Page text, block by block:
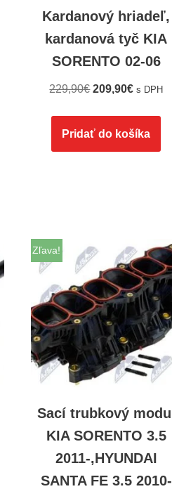
Kardanový hriadeľ,
kardanová tyč KIA
SORENTO 02-06
229,90€ 209,90€ s DPH
Pridať do košíka
Zľava!
Sací trubkový modul
KIA SORENTO 3.5
2011-,HYUNDAI
SANTA FE 3.5 2010-